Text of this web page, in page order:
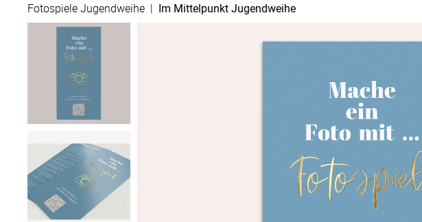
1. Wähle bis zu 3
auf der
Fotospiele Jugendweihe | Im Mittelpunkt Jugendweihe